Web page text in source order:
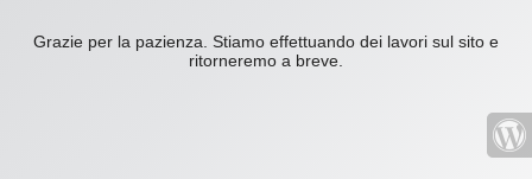
Grazie per la pazienza. Stiamo effettuando dei lavori sul sito e
ritorneremo a breve.